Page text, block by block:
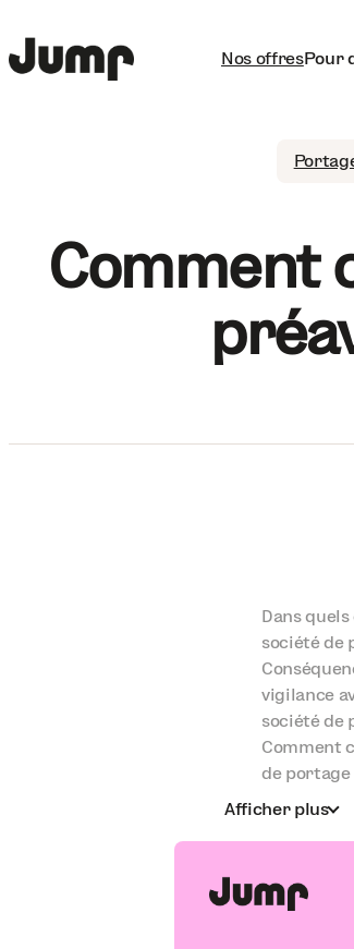
Nos offresPour
Comment
Dans
société de
vigilance
société de
Comment
de portage
Afficher plus